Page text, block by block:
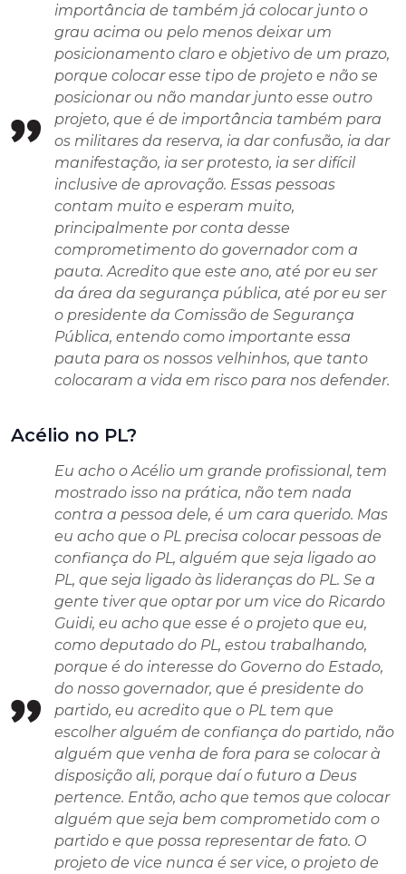
importância de também já colocar junto o
grau acima ou pelo menos deixar um
posicionamento claro e objetivo de um prazo,
porque colocar esse tipo de projeto e não se
posicionar ou não mandar junto esse outro
projeto, que é de importância também para
os militares da reserva, ia dar confusão, ia dar
manifestação, ia ser protesto, ia ser difícil
inclusive de aprovação. Essas pessoas
contam muito e esperam muito,
principalmente por conta desse
comprometimento do governador com a
pauta. Acredito que este ano, até por eu ser
da área da segurança pública, até por eu ser
o presidente da Comissão de Segurança
Pública, entendo como importante essa
pauta para os nossos velhinhos, que tanto
colocaram a vida em risco para nos defender.
Acélio no PL?
Eu acho o Acélio um grande profissional, tem
mostrado isso na prática, não tem nada
contra a pessoa dele, é um cara querido. Mas
eu acho que o PL precisa colocar pessoas de
confiança do PL, alguém que seja ligado ao
PL, que seja ligado às lideranças do PL. Se a
gente tiver que optar por um vice do Ricardo
Guidi, eu acho que esse é o projeto que eu,
como deputado do PL, estou trabalhando,
porque é do interesse do Governo do Estado,
do nosso governador, que é presidente do
partido, eu acredito que o PL tem que
escolher alguém de confiança do partido, não
alguém que venha de fora para se colocar à
disposição ali, porque daí o futuro a Deus
pertence. Então, acho que temos que colocar
alguém que seja bem comprometido com o
partido e que possa representar de fato. O
projeto de vice nunca é ser vice, o projeto de